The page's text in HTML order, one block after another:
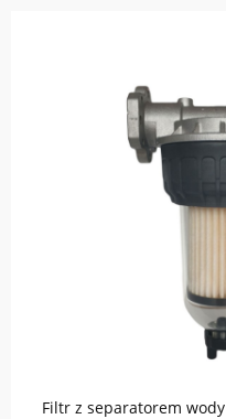
Filtr z separatorem
do